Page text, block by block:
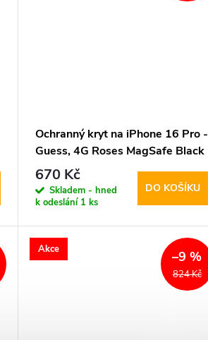
Ochranný kryt na iPhone 16 Pro -
Guess, 4G Roses MagSafe Black
670 Kč
Skladem - hned
k odeslání 1 ks
DO KOŠÍKU
Akce
824 Kč
–9 %